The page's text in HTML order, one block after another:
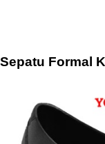
Sepatu Formal